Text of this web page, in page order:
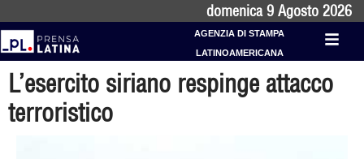
domenica 9 Agosto 2026
AGENZIA DI STAMPA
LATINOAMERICANA
L’esercito siriano respinge attacco
terroristico